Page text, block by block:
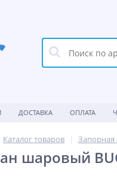
ДОСТАВКА ОПЛАТА
Каталог товаров Запорная
шаровый